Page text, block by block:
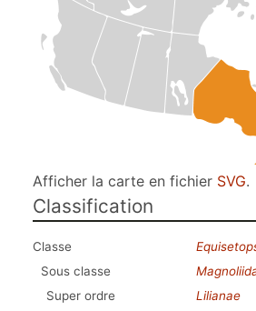
Afficher la carte en fichier SVG.
Classification
Classe
Sous classe
Super ordre
Lilianae